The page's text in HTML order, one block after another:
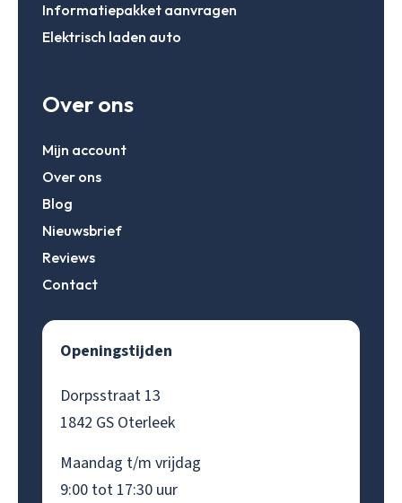
Informatiepakket aanvragen
Elektrisch laden auto
Over ons
Mijn account
Over ons
Blog
Nieuwsbrief
Reviews
Contact
Openingstijden
Dorpsstraat 13
1842 GS Oterleek
Maandag t/m vrijdag
9:00 tot 17:30 uur